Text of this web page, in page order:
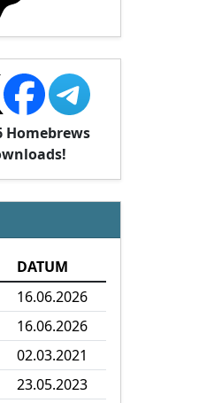
Homebrews
DATUM
16.06.2026
16.06.2026
02.03.2021
23.05.2023